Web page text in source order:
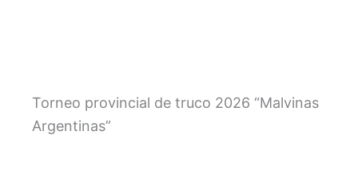
Torneo provincial de truco 2026 “Malvinas
Argentinas”